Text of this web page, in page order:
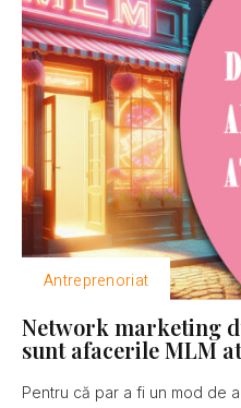
Antreprenoriat
Network marketing
sunt afacerile MLM
Pentru că par a fi un mod de